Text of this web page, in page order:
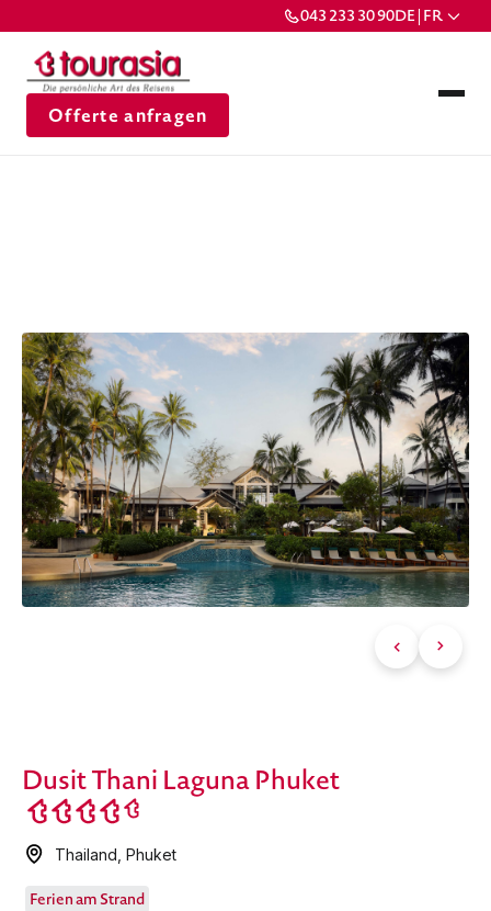
043 233 30 90DE | FR
Offerte anfragen
Dusit Thani Laguna Phuket
Thailand ,Phuket
Ferien am Strand